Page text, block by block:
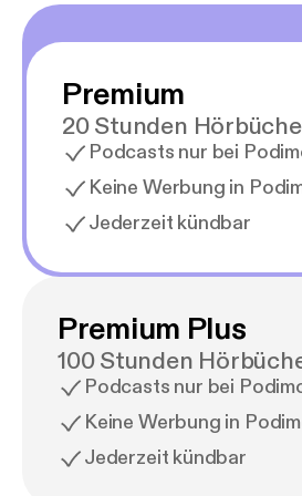
Premium
20 Stunden
Podcasts nur bei
Keine Werbung in
Jederzeit kündbar
Premium Plus
100 Stunden
Podcasts nur bei
Keine Werbung in
Jederzeit kündbar